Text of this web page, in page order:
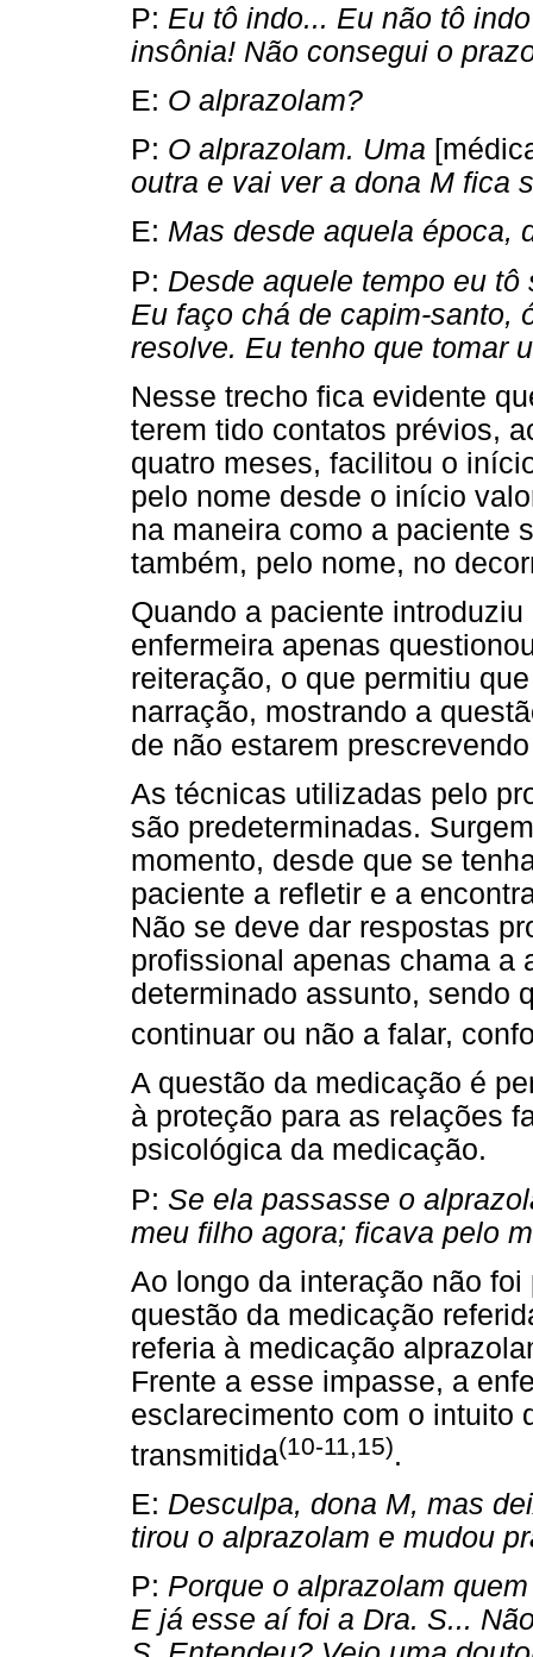
P: Eu tô indo... Eu não tô
insônia! Não consegui o
E: O alprazolam?
P: O alprazolam. Uma
outra e vai ver a dona M fica
E: Mas desde aquela época,
P: Desde aquele tempo eu
Eu faço chá de capim-santo,
resolve. Eu tenho que tomar
Nesse trecho fica evidente
terem tido contatos prévios,
quatro meses, facilitou o
pelo nome desde o início
na maneira como a paciente
também, pelo nome, no
Quando a paciente
enfermeira apenas
reiteração, o que permitiu
narração, mostrando a
de não estarem
As técnicas utilizadas pelo
são predeterminadas.
momento, desde que se
paciente a refletir e a
Não se deve dar respostas
profissional apenas chama a
determinado assunto, sendo
continuar ou não a falar,
A questão da medicação é
à proteção para as relações
psicológica da medicação.
P: Se ela passasse o
meu filho agora; ficava pelo
Ao longo da interação não
questão da medicação
referia à medicação
Frente a esse impasse, a
esclarecimento com o intuito
transmitida(10-11,15).
E: Desculpa, dona M, mas
tirou o alprazolam e mudou
P: Porque o alprazolam
E já esse aí foi a Dra. S...